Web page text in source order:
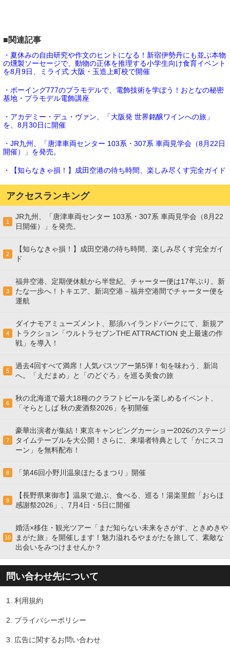
■関連記事
・夏休みの自由研究や作文のヒントになる！新宿伊勢丹にも並ぶ本物
の燻製ソーセージで、動物の正体を推理する小学生向け食育イベント
を8月9日、ミライ式 大阪・玉造上町校で開催
・ボーイング777のプラモデルで、電飾技術を学ぼう！おとなの秘密
基地・プラモデル電飾講座
・アカデミー・デュ・ヴァン、「大阪発 世界銘醸ワインへの旅」
を、8月30日に開催
・JR九州、「唐津車両センター 103系・307系 車両見学会（8月22日
開催）」を発売。
・【知らなきゃ損！】成田空港の待ち時間、楽しみ尽くす完全ガイド
アクセスランキング
1
JR九州、「唐津車両センター 103系・307系 車両見学会（8月22
日開催）」を発売。
2
【知らなきゃ損！】成田空港の待ち時間、楽しみ尽くす完全ガイ
ド
3
福井空港、定期便休航から半世紀、チャーター便は17年ぶり。新
たな一歩へ！トキエア、新潟空港－福井空港間でチャーター便を
運航
4
ダイナモアミューズメント、那須ハイランドパークにて、新規ア
トラクション「ウルトラセブンTHE ATTRACTION 史上最速の作
戦」を導入！
5
過去4回すべて満席！人気バスツアー第5弾！旬を味わう、新潟
へ。「えだまめ」と「のどぐろ」を巡る美食の旅
6
秋の北海道で最大18種のクラフトビールを楽しめるイベント、
「そらとしば 秋の麦酒祭2026」を初開催
7
豪華出演者が集結！東京キャンピングカーショー2026のステージ
タイムテーブルを大公開！さらに、来場者特典として「かにスコ
ーン」を無料配布！
8 「第46回小野川温泉ほたるまつり」開催
9
【長野県東御市】温泉で遊ぶ、食べる、巡る！湯楽里館「おらほ
感謝祭2026」、7月4日・5日に開催
10
婚活×移住・観光ツアー「まだ知らない未来をさがす、ときめきや
まがた旅」を開催します！魅力溢れるやまがたを旅して、素敵な
出会いをみつけませんか？
問い合わせ先について
1. 利用規約
2. プライバシーポリシー
3. 広告に関するお問い合わせ